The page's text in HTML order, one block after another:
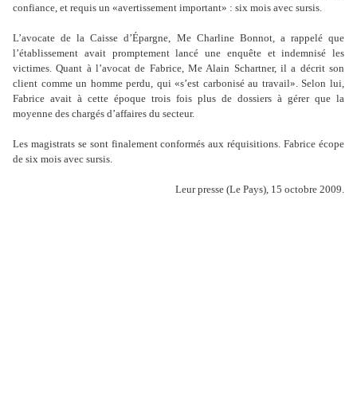
confiance, et requis un «avertissement important» : six mois avec sursis.
L’avocate de la Caisse d’Épargne, Me Charline Bonnot, a rappelé que
l’établissement avait promptement lancé une enquête et indemnisé les
victimes. Quant à l’avocat de Fabrice, Me Alain Schartner, il a décrit son
client comme un homme perdu, qui «s’est carbonisé au travail». Selon lui,
Fabrice avait à cette époque trois fois plus de dossiers à gérer que la
moyenne des chargés d’affaires du secteur.
Les magistrats se sont finalement conformés aux réquisitions. Fabrice écope
de six mois avec sursis.
Leur presse (Le Pays), 15 octobre 2009.